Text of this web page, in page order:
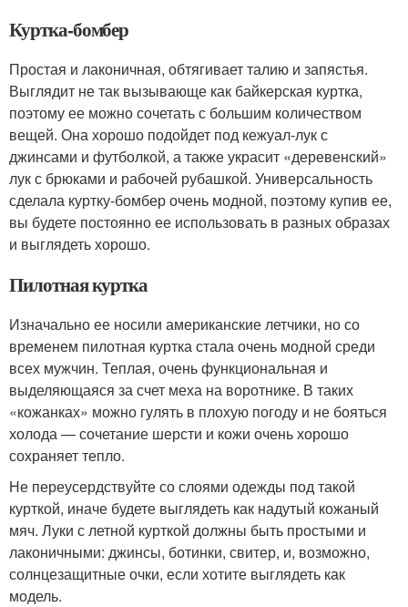
Куртка-бомбер
Простая и лаконичная, обтягивает талию и запястья.
Выглядит не так вызывающе как байкерская куртка,
поэтому ее можно сочетать с большим количеством
вещей. Она хорошо подойдет под кежуал-лук с
джинсами и футболкой, а также украсит «деревенский»
лук с брюками и рабочей рубашкой. Универсальность
сделала куртку-бомбер очень модной, поэтому купив ее,
вы будете постоянно ее использовать в разных образах
и выглядеть хорошо.
Пилотная куртка
Изначально ее носили американские летчики, но со
временем пилотная куртка стала очень модной среди
всех мужчин. Теплая, очень функциональная и
выделяющаяся за счет меха на воротнике. В таких
«кожанках» можно гулять в плохую погоду и не бояться
холода — сочетание шерсти и кожи очень хорошо
сохраняет тепло.
Не переусердствуйте со слоями одежды под такой
курткой, иначе будете выглядеть как надутый кожаный
мяч. Луки с летной курткой должны быть простыми и
лаконичными: джинсы, ботинки, свитер, и, возможно,
солнцезащитные очки, если хотите выглядеть как
модель.